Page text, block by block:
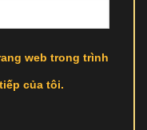
web trong trình
của tôi.